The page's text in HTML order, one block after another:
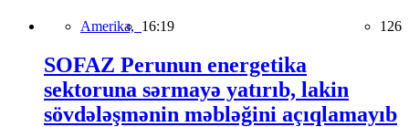
Amerika, 16:19 126
SOFAZ Perunun energetika
sektoruna sərmayə yatırıb, lakin
sövdələşmənin məbləğini açıqlamayıb